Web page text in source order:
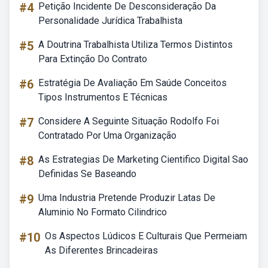
#4 Petição Incidente De Desconsideração Da
Personalidade Jurídica Trabalhista
#5 A Doutrina Trabalhista Utiliza Termos Distintos
Para Extinção Do Contrato
#6 Estratégia De Avaliação Em Saúde Conceitos
Tipos Instrumentos E Técnicas
#7 Considere A Seguinte Situação Rodolfo Foi
Contratado Por Uma Organização
#8 As Estrategias De Marketing Cientifico Digital Sao
Definidas Se Baseando
#9 Uma Industria Pretende Produzir Latas De
Aluminio No Formato Cilindrico
#10 Os Aspectos Lúdicos E Culturais Que Permeiam
As Diferentes Brincadeiras